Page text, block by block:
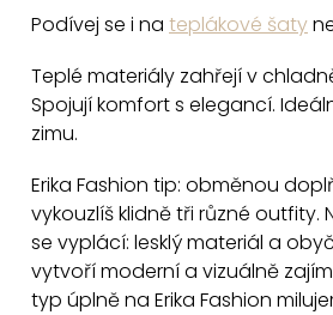
c
p
r
k
y
v
ý
p
Podívej se i na teplákové šaty
Teplé materiály zahřejí v
Spojují komfort s elegancí.
zimu.
Erika Fashion tip: obměnou
vykouzlíš klidně tři různé outfity.
se vyplácí: lesklý materiál a
vytvoří moderní a vizuálně
typ úplně na Erika Fashion